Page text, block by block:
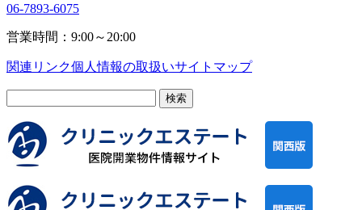
06-7893-6075
営業時間：9:00～20:00
関連リンク個人情報の取扱いサイトマップ